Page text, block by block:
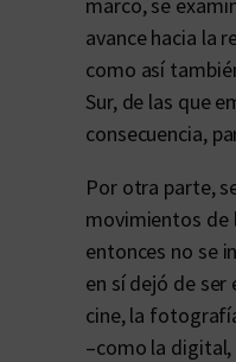
avance hacia la
como así
Sur, de las que
consecuencia,
Por otra parte,
movimientos de
entonces no se
en sí dejó de
cine, la
–como la